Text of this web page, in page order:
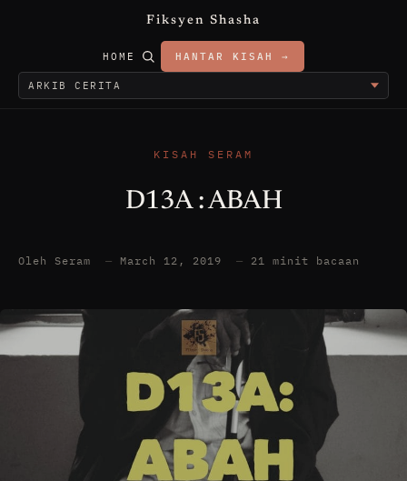
Fiksyen Shasha
HOME HANTAR KISAH →
KISAH SERAM
D13A : ABAH
Oleh Seram — March 12, 2019 — 21 minit bacaan